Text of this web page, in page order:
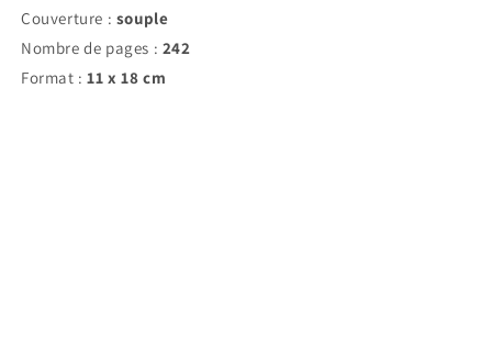
Couverture : souple
Nombre de pages : 242
Format : 11 x 18 cm